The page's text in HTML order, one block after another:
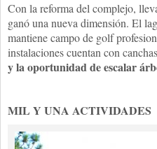
Con la reforma del complejo,
ganó una nueva dimensión. El
mantiene campo de golf
instalaciones cuentan con
y la oportunidad de escalar
MIL Y UNA ACTIVIDADES